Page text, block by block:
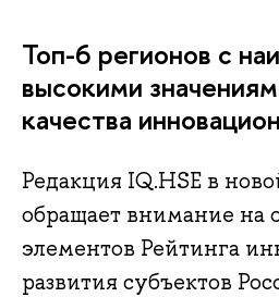
Топ-6 регионов с
высокими
качества
Редакция IQ.HSE в
обращает внимание на
элементов Рейтинга
развития субъектов